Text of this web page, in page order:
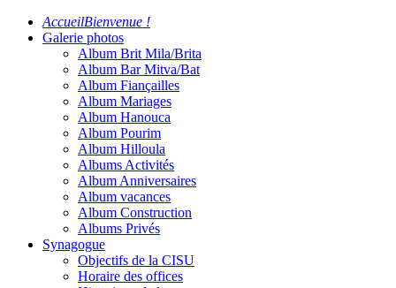
AccueilBienvenue !
Galerie photos
Album Brit Mila/Brita
Album Bar Mitva/Bat
Album Fiançailles
Album Mariages
Album Hanouca
Album Pourim
Album Hilloula
Albums Activités
Album Anniversaires
Album vacances
Album Construction
Albums Privés
Synagogue
Objectifs de la CISU
Horaire des offices